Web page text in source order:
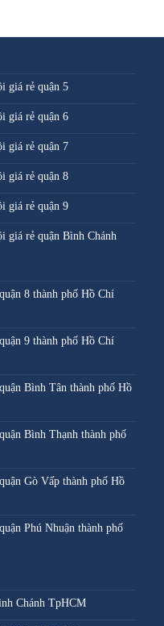
giá rẻ quận 5
giá rẻ quận 6
giá rẻ quận 7
giá rẻ quận 8
giá rẻ quận 9
giá rẻ quận Bình Chánh
8 thành phố Hồ Chí
9 thành phố Hồ Chí
Bình Tân thành phố Hồ
Bình Thạnh thành phố
Gò Vấp thành phố Hồ
Phú Nhuận thành phố
Chánh TpHCM